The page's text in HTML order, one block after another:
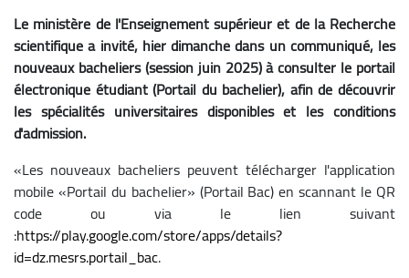
Le ministère de l'Enseignement supérieur et de la Recherche
scientifique a invité, hier dimanche dans un communiqué, les
nouveaux bacheliers (session juin 2025) à consulter le portail
électronique étudiant (Portail du bachelier), afin de découvrir
les spécialités universitaires disponibles et les conditions
d'admission.
«Les nouveaux bacheliers peuvent télécharger l'application
mobile «Portail du bachelier» (Portail Bac) en scannant le QR
code ou via le lien suivant
:https://play.google.com/store/apps/details?
id=dz.mesrs.portail_bac.